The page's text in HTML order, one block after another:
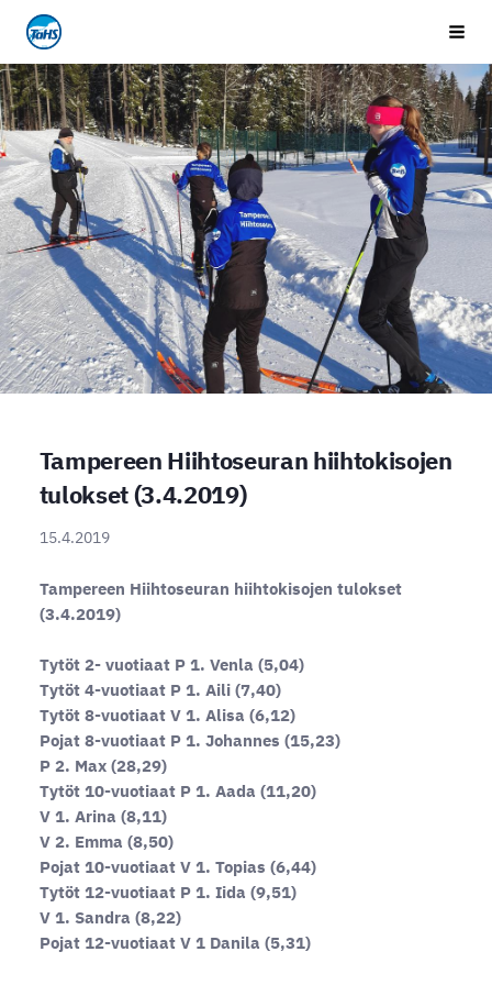
Siirry
sivun
sisältöön
Tampereen Hiihtoseura
Tampereen Hiihtoseuran hiihtokisojen
tulokset (3.4.2019)
15.4.2019
Tampereen Hiihtoseuran hiihtokisojen tulokset
(3.4.2019)
Tytöt 2- vuotiaat P 1. Venla (5,04)
Tytöt 4-vuotiaat P 1. Aili (7,40)
Tytöt 8-vuotiaat V 1. Alisa (6,12)
Pojat 8-vuotiaat P 1. Johannes (15,23)
P 2. Max (28,29)
Tytöt 10-vuotiaat P 1. Aada (11,20)
V 1. Arina (8,11)
V 2. Emma (8,50)
Pojat 10-vuotiaat V 1. Topias (6,44)
Tytöt 12-vuotiaat P 1. Iida (9,51)
V 1. Sandra (8,22)
Pojat 12-vuotiaat V 1 Danila (5,31)